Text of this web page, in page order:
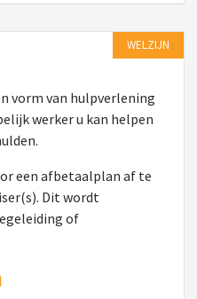
WELZIJN
vorm van hulpverlening
werker u kan helpen
een afbetaalplan af te
Dit wordt
of